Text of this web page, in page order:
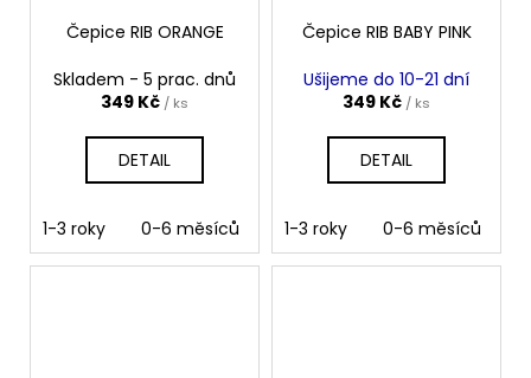
Čepice RIB ORANGE
Skladem - 5 prac. dnů
349 Kč / ks
DETAIL
1-3 roky 0-6 měsíců 6-12 měsíců 4-10 let
Čepice RIB BABY PINK
Ušijeme do 10-21 dní
349 Kč / ks
DETAIL
1-3 roky 0-6 měsíců